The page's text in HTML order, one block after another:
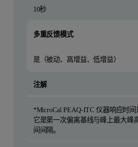
10秒
多重反馈模式
是（被动、高增益、低增益）
注解
*MicroCal PEAQ-ITC 仪器响应时
它是第一次偏离基线与峰上最大峰
间间隔。